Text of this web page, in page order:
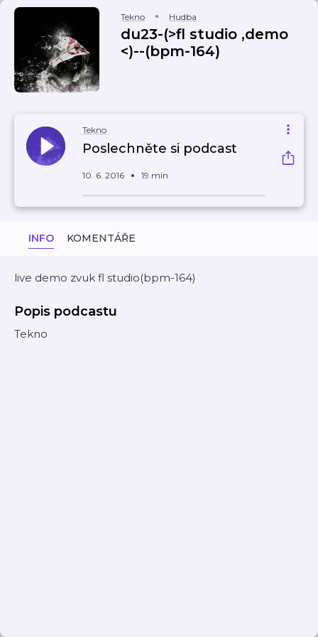
Tekno Hudba
du23-(>fl studio ,demo
<)--(bpm-164)
Tekno
Poslechněte si podcast
10. 6. 2016 19 min
INFO KOMENTÁŘE
live demo zvuk fl studio(bpm-164)
Popis podcastu
Tekno